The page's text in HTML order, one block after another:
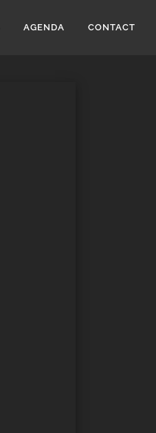
AGENDA CONTACT